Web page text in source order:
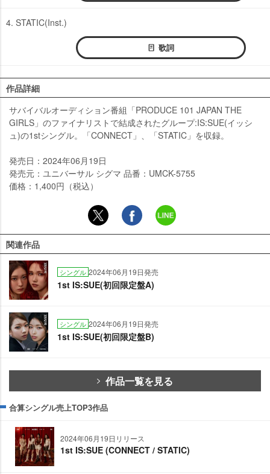
4. STATIC(Inst.)
歌詞
作品詳細
サバイバルオーディション番組「PRODUCE 101 JAPAN THE
GIRLS」のファイナリストで結成されたグループ:IS:SUE(イッシ
ュ)の1stシングル。「CONNECT」、「STATIC」を収録。
発売日：2024年06月19日
発売元：ユニバーサル シグマ 品番：UMCK-5755
価格：1,400円（税込）
関連作品
シングル 2024年06月19日発売
1st IS:SUE(初回限定盤A)
シングル 2024年06月19日発売
1st IS:SUE(初回限定盤B)
作品一覧を見る
合算シングル売上TOP3作品
2024年06月19日リリース
1st IS:SUE (CONNECT / STATIC)